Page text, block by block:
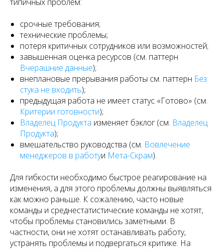
срочные требования;
технические проблемы;
потеря критичных сотрудников или возможностей;
завышенная оценка ресурсов (см. паттерн
Вчерашние данные);
внеплановые прерывания работы см. паттерн Без
стука не входить);
предыдущая работа не имеет статус «Готово» (см.
Критерии готовности);
Владелец Продукта изменяет бэклог (см. Владелец
Продукта);
вмешательство руководства (см. Вовлечение
менеджеров в работуи Мета-Скрам).
Для гибкости необходимо быстрое реагирование на
изменения, а для этого проблемы должны выявляться
как можно раньше. К сожалению, часто новые
команды и среднестатистические команды не хотят,
чтобы проблемы становились заметными. В
частности, они не хотят останавливать работу,
устранять проблемы и подвергаться критике. На